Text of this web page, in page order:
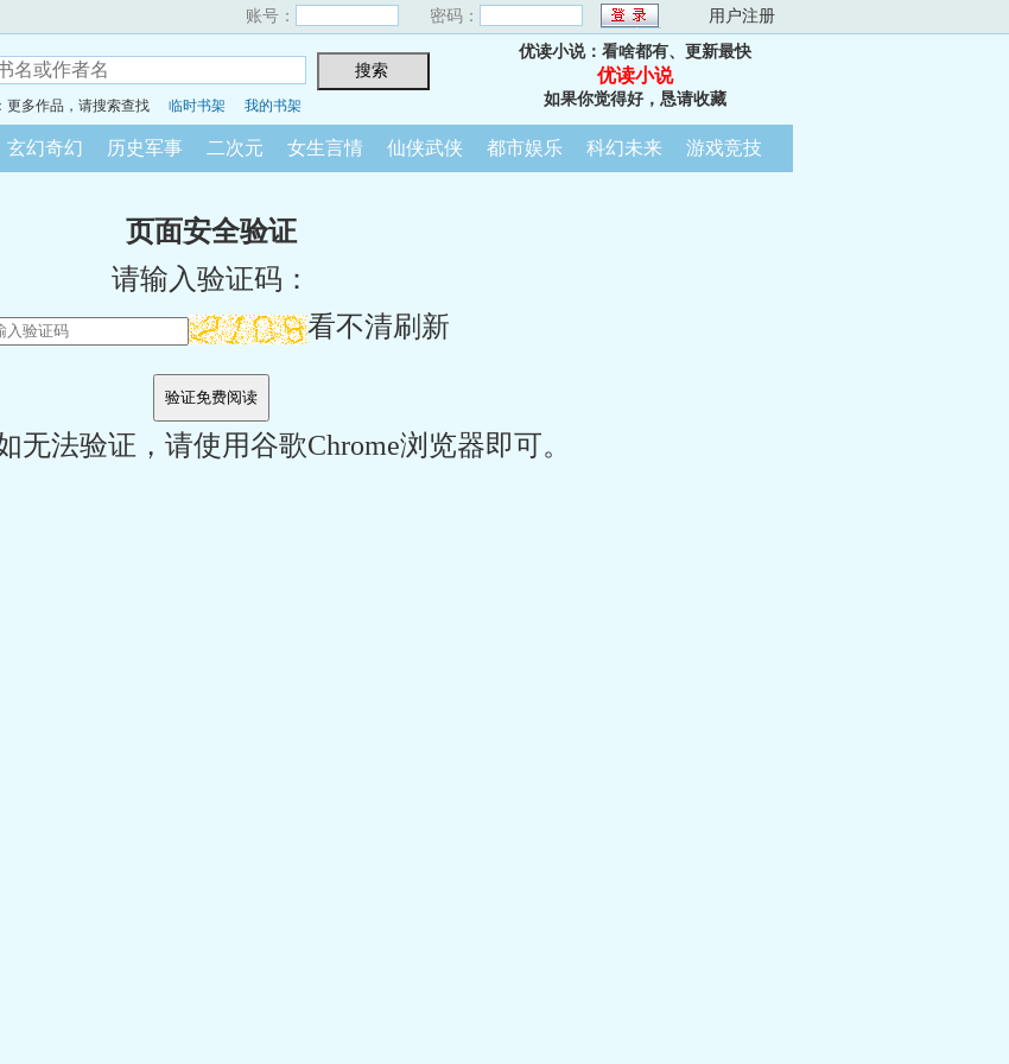
账号： 密码： 用户注册
更多作品，请搜索查找 临时书架 我的书架
优读小说：看啥都有、更新最快
优读小说
如果你觉得好，恳请收藏
玄幻奇幻 历史军事 二次元 女生言情 仙侠武侠 都市娱乐 科幻未来 游戏竞技
页面安全验证
请输入验证码：
看不清刷新
无法验证，请使用谷歌Chrome浏览器即可。